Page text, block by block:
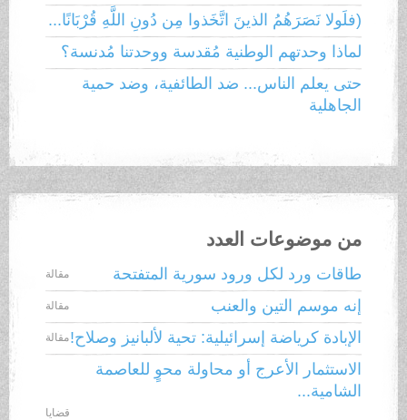
(فلَولا نَصَرَهُمُ الذينَ اتَّخَذوا مِن دُونِ اللَّهِ قُرْبَانًا...
لماذا وحدتهم الوطنية مُقدسة ووحدتنا مُدنسة؟
حتى يعلم الناس... ضد الطائفية، وضد حمية
الجاهلية
من موضوعات العدد
طاقات ورد لكل ورود سورية المتفتحة مقالة
إنه موسم التين والعنب مقالة
الإبادة كرياضة إسرائيلية: تحية لألبانيز وصلاح!مقالة
الاستثمار الأعرج أو محاولة محوٍ للعاصمة
الشامية...
قضايا